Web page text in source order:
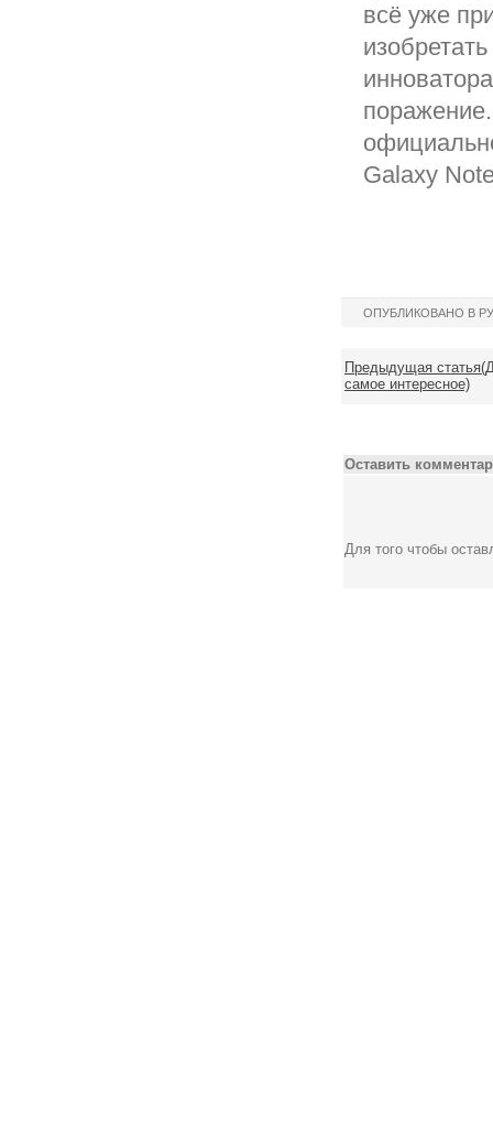
всё уже
Galaxy
ОПУБЛИКОВАНО В
Предыдущая
самое интересное)
Оставить
Для того чтобы